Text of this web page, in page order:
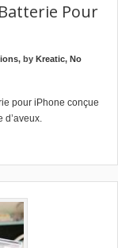
Pour
, by Kreatic, No
pour iPhone conçue
d’aveux.